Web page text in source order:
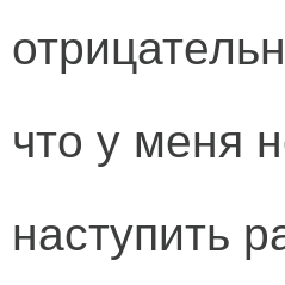
что у меня
наступить